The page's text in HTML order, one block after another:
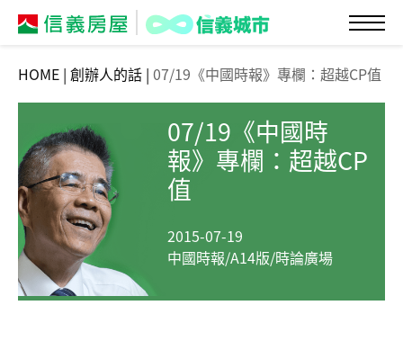
HOME | 創辦人的話 | 07/19《中國時報》專欄：超越CP值
07/19《中國時
報》專欄：超越CP
值
2015-07-19
中國時報/A14版/時論廣場